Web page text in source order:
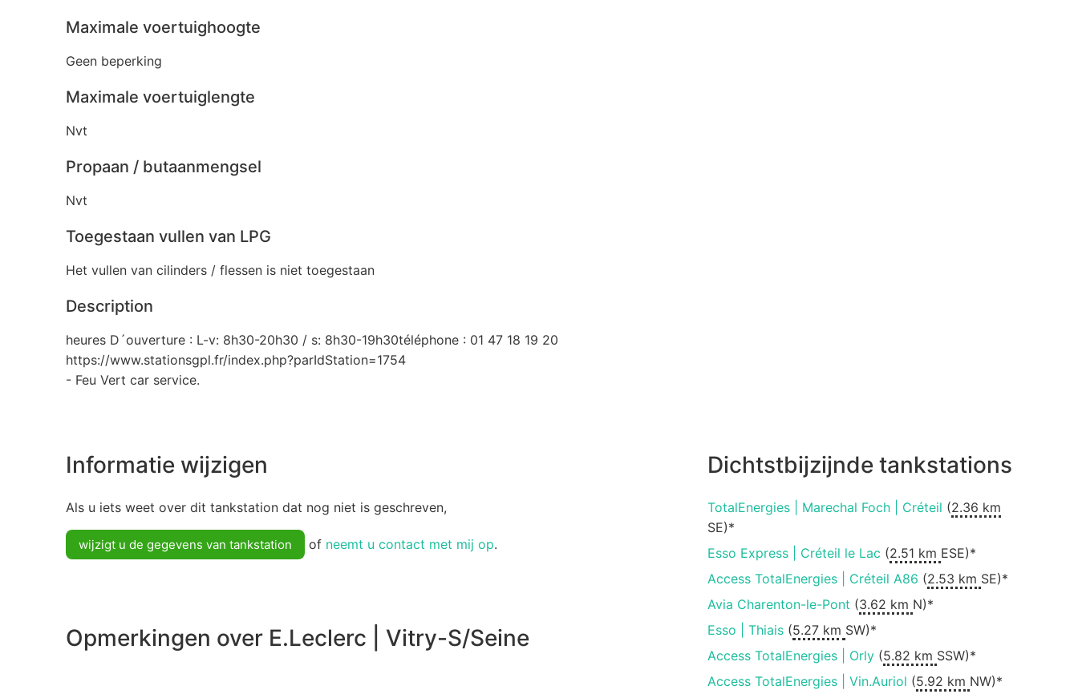
Maximale voertuighoogte
Geen beperking
Maximale voertuiglengte
Nvt
Propaan / butaanmengsel
Nvt
Toegestaan vullen van LPG
Het vullen van cilinders / flessen is niet toegestaan
Description
heures D´ouverture : L-v: 8h30-20h30 / s: 8h30-19h30téléphone : 01 47 18 19 20
https://www.stationsgpl.fr/index.php?parIdStation=1754
- Feu Vert car service.
Informatie wijzigen
Als u iets weet over dit tankstation dat nog niet is geschreven,
wijzigt u de gegevens van tankstation of neemt u contact met mij op.
Opmerkingen over E.Leclerc | Vitry-S/Seine
Dichtstbijzijnde tankstations
TotalEnergies | Marechal Foch | Créteil (2.36 km
SE)*
Esso Express | Créteil le Lac (2.51 km ESE)*
Access TotalEnergies | Créteil A86 (2.53 km SE)*
Avia Charenton-le-Pont (3.62 km N)*
Esso | Thiais(5.27 km SW)*
Access TotalEnergies | Orly(5.82 km SSW)*
Access TotalEnergies | Vin.Auriol (5.92 km NW)*